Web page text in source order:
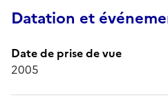
Datation et
Date de prise de vue
2005